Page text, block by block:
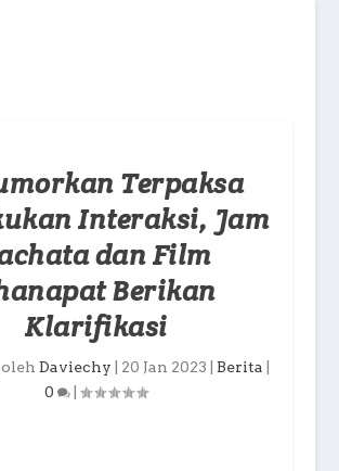
Terpaksa
Interaksi, Jam
dan Film
Berikan
Klarifikasi
Daviechy 20 Jan 2023 Berita
0
|